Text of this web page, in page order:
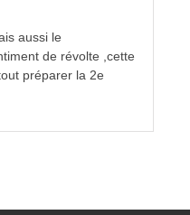
aussi le
de révolte ,cette
préparer la 2e